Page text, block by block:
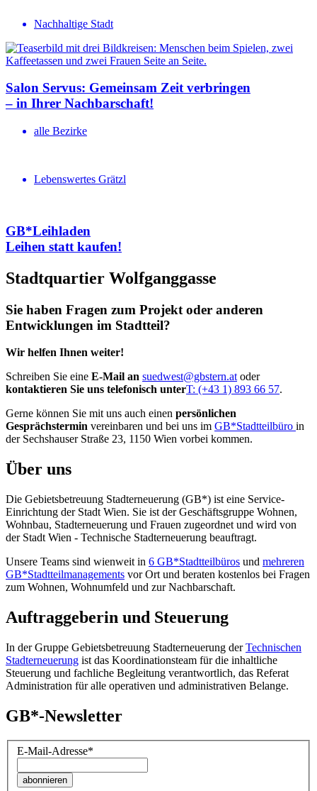
Nachhaltige Stadt
Salon Servus: Gemeinsam Zeit verbringen
– in Ihrer Nachbar­schaft!
alle Bezirke
Lebenswertes Grätzl
GB*Leihladen
Leihen statt kaufen!
Stadtquartier Wolfganggasse
Sie haben Fragen zum Projekt oder anderen
Entwicklungen im Stadtteil?
Wir helfen Ihnen weiter!
Schreiben Sie eine E-Mail an suedwest@gbstern.at oder
kontaktieren Sie uns telefonisch unterT: (+43 1) 893 66 57.
Gerne können Sie mit uns auch einen persönlichen
Gesprächstermin vereinbaren und bei uns im GB*Stadtteilbüro in
der Sechshauser Straße 23, 1150 Wien vorbei kommen.
Über uns
Die Gebietsbetreuung Stadterneuerung (GB*) ist eine Service-
Einrichtung der Stadt Wien. Sie ist der Geschäfts­gruppe Wohnen,
Wohnbau, Stadt­erneuerung und Frauen zugeordnet und wird von
der Stadt Wien - Technische Stadterneuerung beauftragt.
Unsere Teams sind wienweit in 6 GB*Stadtteilbüros und mehreren
GB*Stadtteilmanagements vor Ort und beraten kostenlos bei Fragen
zum Wohnen, Wohnumfeld und zur Nachbarschaft.
Auftraggeberin und Steuerung
In der Gruppe Gebietsbetreuung Stadterneuerung derTechnischen
Stadterneuerung ist das Koordinationsteam für die inhaltliche
Steuerung und fachliche Begleitung verantwortlich, das Referat
Administration für alle operativen und administrativen Belange.
GB*-Newsletter
E-Mail-Adresse*